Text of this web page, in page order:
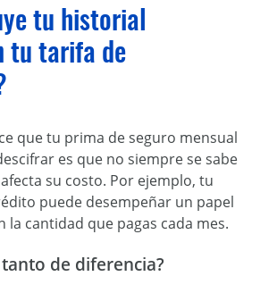
tu historial
tu tarifa de
que tu prima de seguro mensual
es que no siempre se sabe
su costo. Por ejemplo, tu
puede desempeñar un papel
la cantidad que pagas cada mes.
de diferencia?